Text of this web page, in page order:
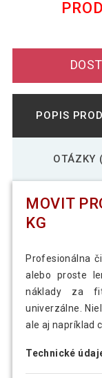
POPIS
OTÁZKY
MOVIT
KG
Profesionálna
alebo proste
náklady za
univerzálne.
ale aj napríklad
Technické